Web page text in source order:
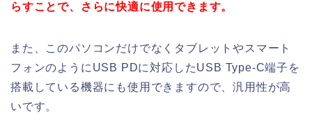
らすことで、さらに快適に使用できます。
また、このパソコンだけでなくタブレットやスマート
フォンのようにUSB PDに対応したUSB Type-C端子を
搭載している機器にも使用できますので、汎用性が高
いです。